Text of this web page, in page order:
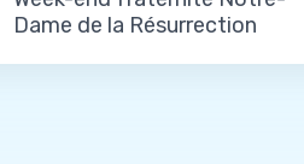
Dame de la Résurrection